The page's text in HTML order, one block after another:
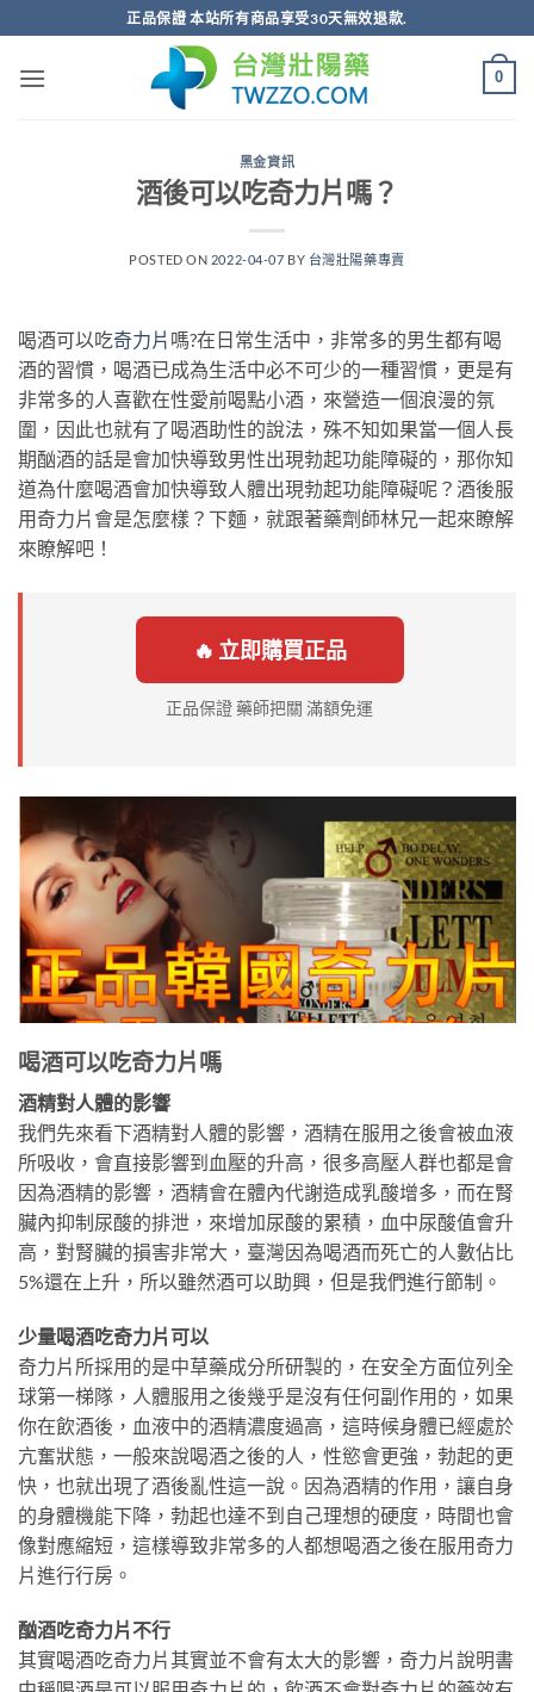
轉
正品保證 本站所有商品享受30天無效退款.
0
黑金資訊
酒後可以吃奇力片嗎？
POSTED ON 2022-04-07 BY 台灣壯陽藥專賣
喝酒可以吃奇力片 嗎?在日常生活中，非常多的男生都有喝
酒的習慣，喝酒已成為生活中必不可少的一種習慣，更是有
非常多的人喜歡在性愛前喝點小酒，來營造一個浪漫的氛
圍，因此也就有了喝酒助性的說法，殊不知如果當一個人長
期酗酒的話是會加快導致男性出現勃起功能障礙的，那你知
道為什麼喝酒會加快導致人體出現勃起功能障礙呢？酒後服
用奇力片會是怎麼樣？下麵，就跟著藥劑師林兄一起來瞭解
來瞭解吧！
🔥 立即購買正品
正品保證 藥師把關 滿額免運
喝酒可以吃奇力片嗎
酒精對人體的影響
我們先來看下酒精對人體的影響，酒精在服用之後會被血液
所吸收，會直接影響到血壓的升高，很多高壓人群也都是會
因為酒精的影響，酒精會在體內代謝造成乳酸增多，而在腎
臟內抑制尿酸的排泄，來增加尿酸的累積，血中尿酸值會升
高，對腎臟的損害非常大，臺灣因為喝酒而死亡的人數佔比
5%還在上升，所以雖然酒可以助興，但是我們進行節制。
少量喝酒吃奇力片可以
奇力片所採用的是中草藥成分所研製的，在安全方面位列全
球第一梯隊，人體服用之後幾乎是沒有任何副作用的，如果
你在飲酒後，血液中的酒精濃度過高，這時候身體已經處於
亢奮狀態，一般來說喝酒之後的人，性慾會更強，勃起的更
快，也就出現了酒後亂性這一說。因為酒精的作用，讓自身
的身體機能下降，勃起也達不到自己理想的硬度，時間也會
像對應縮短，這樣導致非常多的人都想喝酒之後在服用奇力
片進行行房。
酗酒吃奇力片不行
其實喝酒吃奇力片其實並不會有太大的影響，奇力片說明書